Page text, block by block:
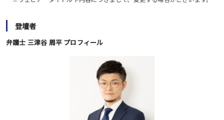
登壇者
弁護士 三津谷 周平 プロフィール